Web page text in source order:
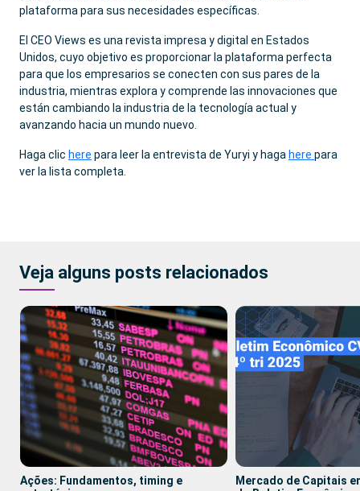
plataforma para sus necesidades específicas.
El CEO Views es una revista impresa y digital en Estados
Unidos, cuyo objetivo es proporcionar la plataforma perfecta
para que los empresarios se conecten con sus pares de la
industria, mientras explora y comprende las innovaciones que
están cambiando la industria de la tecnología actual y
avanzando hacia un mundo nuevo.
Haga clic here para leer la entrevista de Yuryi y haga here para
ver la lista completa.
Veja alguns posts relacionados
Ações: Fundamentos, timing e
Mercado de Capitais